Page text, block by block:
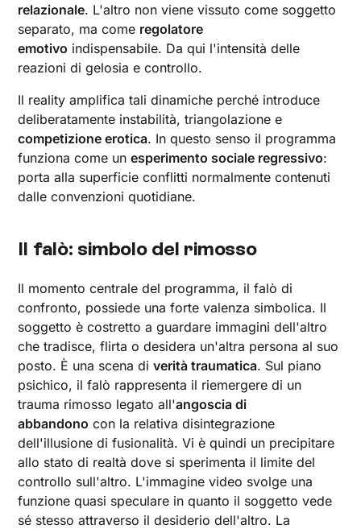
relazionale. L'altro non viene vissuto come soggetto
separato, ma come regolatore
emotivo indispensabile. Da qui l'intensità delle
reazioni di gelosia e controllo.
Il reality amplifica tali dinamiche perché introduce
deliberatamente instabilità, triangolazione e
competizione erotica. In questo senso il programma
funziona come unesperimento sociale regressivo:
porta alla superficie conflitti normalmente contenuti
dalle convenzioni quotidiane.
Il falò: simbolo del rimosso
Il momento centrale del programma, il falò di
confronto, possiede una forte valenza simbolica. Il
soggetto è costretto a guardare immagini dell'altro
che tradisce, flirta o desidera un'altra persona al suo
posto. È una scena diverità traumatica. Sul piano
psichico, il falò rappresenta il riemergere di un
trauma rimosso legato all'angoscia di
abbandono con la relativa disintegrazione
dell'illusione di fusionalità. Vi è quindi un precipitare
allo stato di realtà dove si sperimenta il limite del
controllo sull'altro. L'immagine video svolge una
funzione quasi speculare in quanto il soggetto vede
sé stesso attraverso il desiderio dell'altro. La